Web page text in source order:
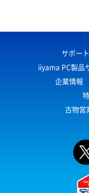
サポー
iiyama PC製品
企業情報
古物営